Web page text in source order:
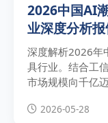
2026中国AI
业深度分析
深度解析2026年
具行业。结合工
市场规模向千亿
析奥飞娱乐等巨
实操路径与技术合
2026-05-28